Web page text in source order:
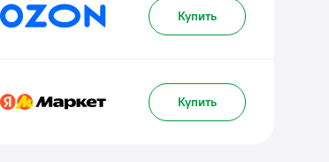
Купить
Купить